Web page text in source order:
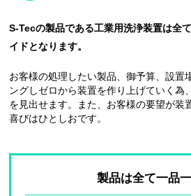
S-Tecの製品である工業用洗浄装置は全
イドとなります。
お客様の処理したい製品、御予算、設置
ングしゼロから装置を作り上げていく為
を見出せます。また、お客様の要望が装
喜びはひとしおです。
製品は全て一品